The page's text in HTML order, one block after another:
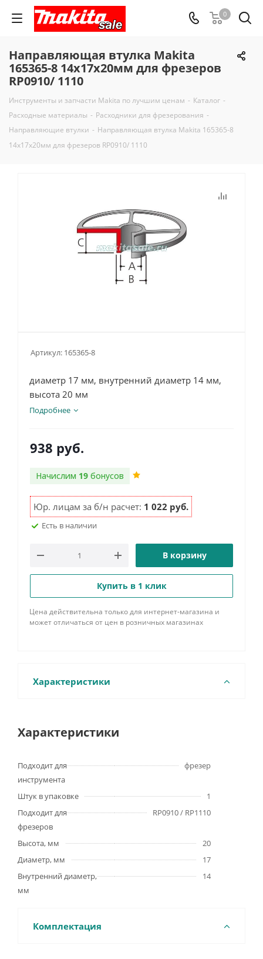
0
Направляющая втулка Makita
165365-8 14x17x20мм для фрезеров
RP0910/ 1110
Инструменты и запчасти Makita по лучшим ценам - Каталог -
Расходные материалы - Расходники для фрезерования -
Направляющие втулки - Направляющая втулка Makita 165365-8
14x17x20мм для фрезеров RP0910/ 1110
Артикул: 165365-8
диаметр 17 мм, внутренний диаметр 14 мм,
высота 20 мм
Подробнее
938 руб.
Начислим 19 бонусов
Юр. лицам за б/н расчет: 1 022 руб.
Есть в наличии
В корзину
Купить в 1 клик
Цена действительна только для интернет-магазина и
может отличаться от цен в розничных магазинах
Характеристики
Характеристики
Подходит для
инструмента
фрезер
Штук в упаковке
1
Подходит для
фрезеров
RP0910 / RP1110
Высота, мм
20
Диаметр, мм
17
Внутренний диаметр,
мм
14
Комплектация